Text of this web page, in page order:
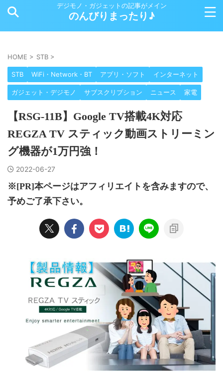
デジモノ・ガジェットの記事がメイン
のんびりまったり♪
HOME > STB >
STB WiFi・Network・BT アプリ・ソフト インターネット
ガジェット・デジモノ サブスクリプション ニュース 家電
【RSG-11B】Google TV搭載4K対応
REGZA TV スティック動画ストリーミン
グ機器が1万円強！
2022-06-27
※[PR]本ページはアフィリエイトを含みますので、
予めご了承下さい。